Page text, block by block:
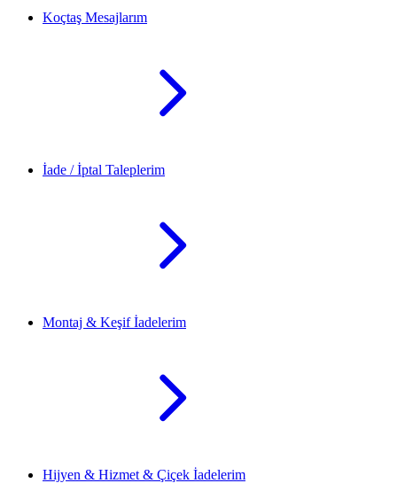
Koçtaş Mesajlarım
İade / İptal Taleplerim
Montaj & Keşif İadelerim
Hijyen & Hizmet & Çiçek İadelerim